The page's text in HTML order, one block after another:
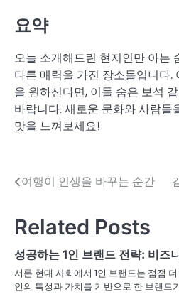
요약
오늘 소개해드린 현지인만 아는
다른 매력을 가진 장소들입니다.
을 원하신다면, 이들 숨은 보석
바랍니다. 새로운 문화와 사람들
맛을 느껴보세요!
글
색
여행이 인생을 바꾸는 순간
Related Posts
성공하는 1인 브랜드 전략: 비즈
서론 현대 사회에서 1인 브랜드는 점점
인의 특성과 가치를 기반으로 한 브랜드